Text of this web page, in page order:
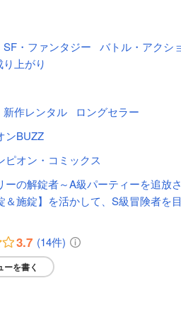
SF・ファンタジー
バトル・アクシ
り上がり
新作レンタル ロングセラー
ンBUZZ
ピオン・コミックス
ーの解錠者～A級パーティーを追放
＆施錠】を活かして、S級冒険者を
3.7 (14件)
ーを書く